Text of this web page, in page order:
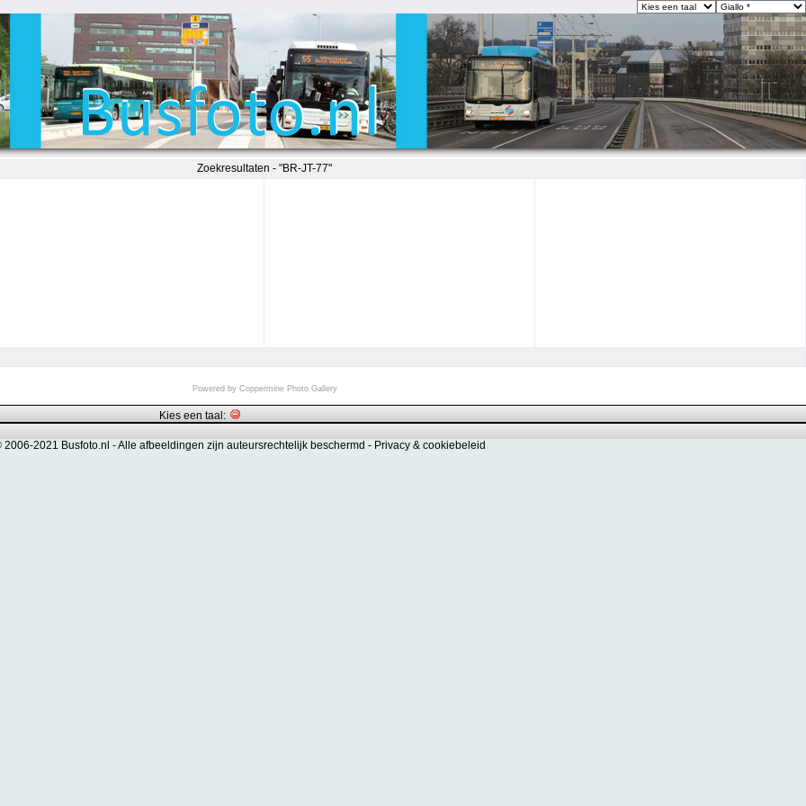
Zoekresultaten - "BR-JT-77"
Powered by Coppermine Photo Gallery
Kies een taal:
2006-2021 Busfoto.nl -Alle afbeeldingen zijn auteursrechtelijk beschermd - Privacy & cookiebeleid